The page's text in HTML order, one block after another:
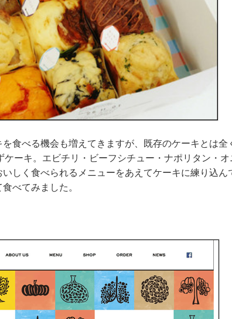
食べる機会も増えてきますが、既存のケーキとは全
ケーキ。エビチリ・ビーフシチュー・ナポリタン・
しく食べられるメニューをあえてケーキに練り込ん
べてみました。